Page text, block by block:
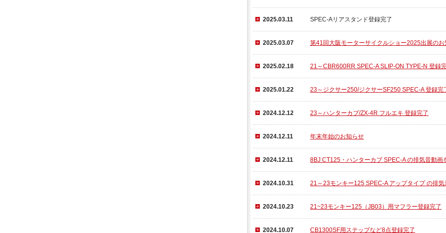
2025.03.11 SPEC-Aリアスタンド登録完了
2025.03.07 第41回大阪モーターサイクルショー2025出展のお
2025.02.18 21～CBR600RR SPEC-A SLIP-ON TYPE-N 登録
2025.01.22 23～ジクサー250/ジクサーSF250 SPEC-A 登録完
2024.12.12 23～ハンターカブ/ZX-4R フルエキ 登録完了
2024.12.11 年末年始のお知らせ
2024.12.11 8BJ CT125・ハンターカブ SPEC-A の排気音動画
2024.10.31 21～23モンキー125 SPEC-A アップタイプ の排気
2024.10.23 21~23モンキー125（JB03）用マフラー登録完了
2024.10.07 CB1300SF用ステップなど8点登録完了